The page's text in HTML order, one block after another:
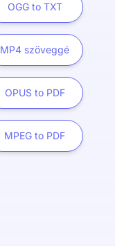
OGG to TXT
MP4 szöveggé
OPUS to PDF
MPEG to PDF